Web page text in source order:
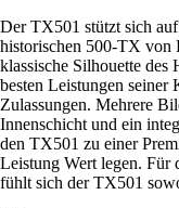
Der TX501 stützt sich
historischen 500-TX von
klassische Silhouette des
besten Leistungen seiner
Zulassungen. Mehrere
Innenschicht und ein
den TX501 zu einer
Leistung Wert legen. Für
fühlt sich der TX501